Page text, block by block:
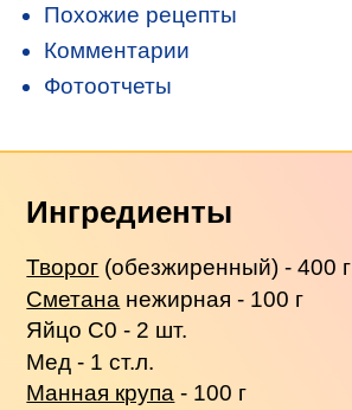
Похожие рецепты
Комментарии
Фотоотчеты
Ингредиенты
Творог (обезжиренный) - 400 г
Сметана нежирная - 100 г
Яйцо С0 - 2 шт.
Мед - 1 ст.л.
Манная крупа - 100 г